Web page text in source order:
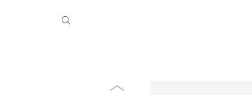
休業のお知らせ